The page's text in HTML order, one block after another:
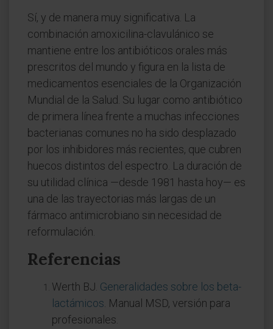
Sí, y de manera muy significativa. La
combinación amoxicilina-clavulánico se
mantiene entre los antibióticos orales más
prescritos del mundo y figura en la lista de
medicamentos esenciales de la Organización
Mundial de la Salud. Su lugar como antibiótico
de primera línea frente a muchas infecciones
bacterianas comunes no ha sido desplazado
por los inhibidores más recientes, que cubren
huecos distintos del espectro. La duración de
su utilidad clínica —desde 1981 hasta hoy— es
una de las trayectorias más largas de un
fármaco antimicrobiano sin necesidad de
reformulación.
Referencias
Werth BJ. Generalidades sobre los beta-
lactámicos . Manual MSD, versión para
profesionales.